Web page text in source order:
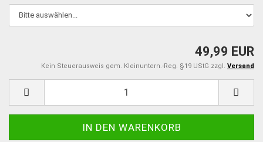
49,99 EUR
Kein Steuerausweis gem. Kleinuntern.-Reg. §19 UStG zzgl. Versand